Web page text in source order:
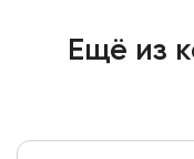
Ещё из